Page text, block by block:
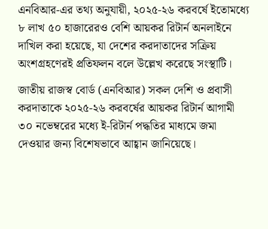
এনবিআর-এর তথ্য অনুযায়ী, ২০২৫-২৬ করবর্ষে ইতোমধ্যে
৮ লাখ ৫০ হাজারেরও বেশি আয়কর রিটার্ন অনলাইনে
দাখিল করা হয়েছে, যা দেশের করদাতাদের সক্রিয়
অংশগ্রহণেরই প্রতিফলন বলে উল্লেখ করেছে সংস্থাটি।
জাতীয় রাজস্ব বোর্ড (এনবিআর) সকল দেশি ও প্রবাসী
করদাতাকে ২০২৫-২৬ করবর্ষের আয়কর রিটার্ন আগামী
৩০ নভেম্বরের মধ্যে ই-রিটার্ন পদ্ধতির মাধ্যমে জমা
দেওয়ার জন্য বিশেষভাবে আহ্বান জানিয়েছে।